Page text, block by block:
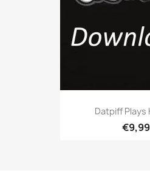
Datpiff Plays
€9,99